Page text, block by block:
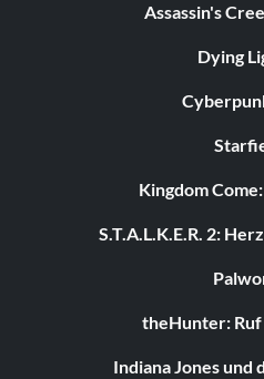
Assassin's
Dying
Kingdom
S.T.A.L.K.E.R. 2:
theHunter:
Indiana Jones und